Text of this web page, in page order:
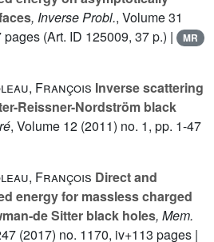
, Inverse Probl., Volume 31
(Art. ID 125009, 37 p.) |
MR
François Inverse scattering
Reissner-Nordström black
, Volume 12 (2011) no. 1, pp. 1-47
François Direct and
energy for massless charged
de Sitter black holes, Mem.
(2017) no. 1170, iv+113 pages |